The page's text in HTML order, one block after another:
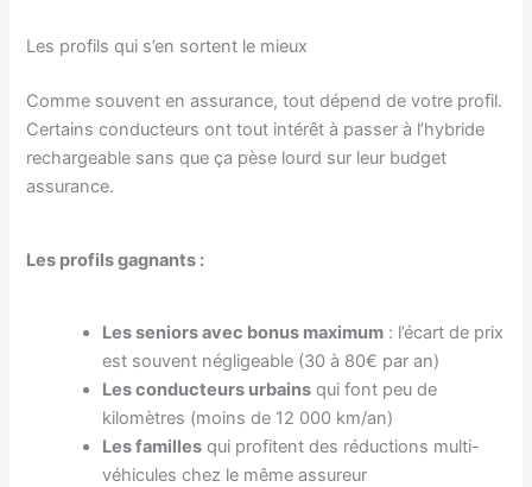
Les profils qui s’en sortent le mieux
Comme souvent en assurance, tout dépend de votre profil.
Certains conducteurs ont tout intérêt à passer à l’hybride
rechargeable sans que ça pèse lourd sur leur budget
assurance.
Les profils gagnants :
Les seniors avec bonus maximum : l’écart de prix
est souvent négligeable (30 à 80€ par an)
Les conducteurs urbains qui font peu de
kilomètres (moins de 12 000 km/an)
Les familles qui profitent des réductions multi-
véhicules chez le même assureur